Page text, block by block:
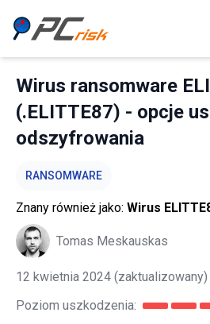
Wirus ransomware
(.ELITTE87) - opcje
odszyfrowania
RANSOMWARE
Znany również jako: Wirus
Tomas Meskauskas
12 kwietnia 2024 (zaktualizowany)
Poziom uszkodzenia: